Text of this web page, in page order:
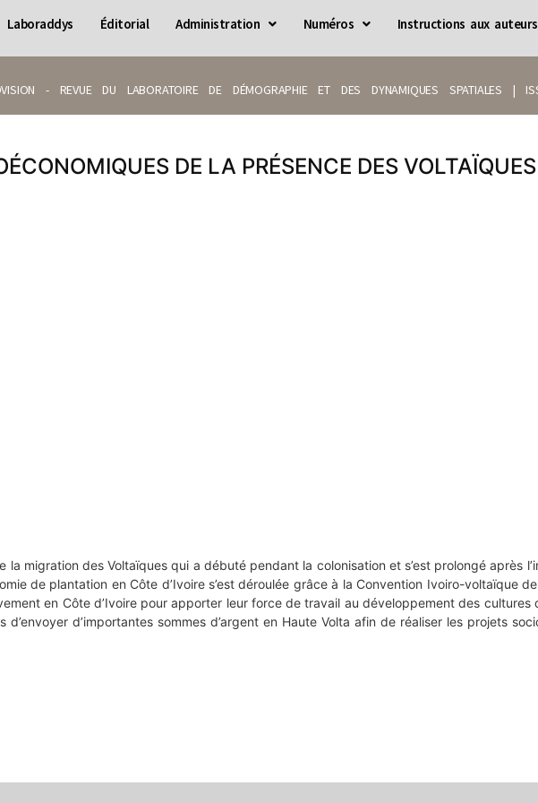
Laboraddys Éditorial Administration Numéros Instructions aux auteurs
- REVUE DU LABORATOIRE DE DÉMOGRAPHIE ET DES DYNAMIQUES SPATIALES |
DE LA PRÉSENCE DES
la migration des Voltaïques qui a débuté pendant la colonisation et s’est prolongé après
de plantation en Côte d’Ivoire s’est déroulée grâce à la Convention Ivoiro-voltaïque
en Côte d’Ivoire pour apporter leur force de travail au développement des
d’importantes sommes d’argent en Haute Volta afin de réaliser les projets